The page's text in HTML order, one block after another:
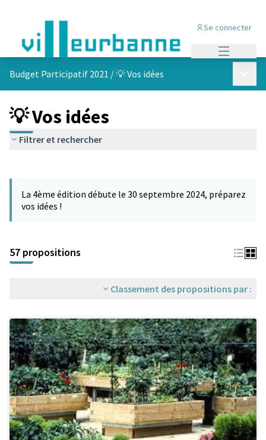
Se connecter
Budget Participatif 2021 /💡 Vos idées
💡 Vos idées
Filtrer et rechercher
La 4ème édition débute le 30 septembre 2024, préparez
vos idées !
57 propositions
Classement des propositions par :